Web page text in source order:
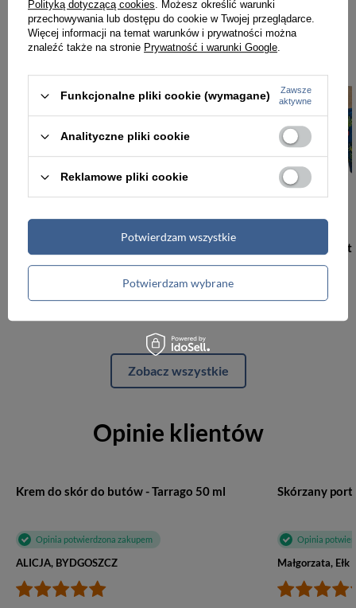
Zobacz wszystkie
Opinie klientów
Krem do skór do butów - Tarrago 50 ml
Opinia potwierdzona zakupem
ALICJA, BYDGOSZCZ
Opinia
Małgorzata, Ełk
Polityką dotyczącą cookies. Możesz określić warunki
przechowywania lub dostępu do cookie w Twojej przeglądarce.
Więcej informacji na temat warunków i prywatności można
znaleźć także na stronie Prywatność i warunki Google.
Funkcjonalne pliki cookie (wymagane)
Zawsze
aktywne
Analityczne pliki cookie
Reklamowe pliki cookie
Potwierdzam wybrane
Potwierdzam wszystkie